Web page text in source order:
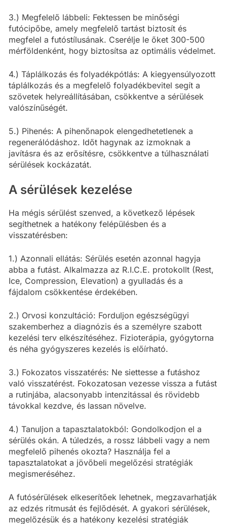
3.) Megfelelő lábbeli: Fektessen be minőségi
futócipőbe, amely megfelelő tartást biztosít és
megfelel a futóstílusának. Cserélje le őket 300-500
mérföldenként, hogy biztosítsa az optimális védelmet.
4.) Táplálkozás és folyadékpótlás: A kiegyensúlyozott
táplálkozás és a megfelelő folyadékbevitel segít a
szövetek helyreállításában, csökkentve a sérülések
valószínűségét.
5.) Pihenés: A pihenőnapok elengedhetetlenek a
regenerálódáshoz. Időt hagynak az izmoknak a
javításra és az erősítésre, csökkentve a túlhasználati
sérülések kockázatát.
A sérülések kezelése
Ha mégis sérülést szenved, a következő lépések
segíthetnek a hatékony felépülésben és a
visszatérésben:
1.) Azonnali ellátás: Sérülés esetén azonnal hagyja
abba a futást. Alkalmazza az R.I.C.E. protokollt (Rest,
Ice, Compression, Elevation) a gyulladás és a
fájdalom csökkentése érdekében.
2.) Orvosi konzultáció: Forduljon egészségügyi
szakemberhez a diagnózis és a személyre szabott
kezelési terv elkészítéséhez. Fizioterápia, gyógytorna
és néha gyógyszeres kezelés is előírható.
3.) Fokozatos visszatérés: Ne siettesse a futáshoz
való visszatérést. Fokozatosan vezesse vissza a futást
a rutinjába, alacsonyabb intenzitással és rövidebb
távokkal kezdve, és lassan növelve.
4.) Tanuljon a tapasztalatokból: Gondolkodjon el a
sérülés okán. A túledzés, a rossz lábbeli vagy a nem
megfelelő pihenés okozta? Használja fel a
tapasztalatokat a jövőbeli megelőzési stratégiák
megismeréséhez.
A futósérülések elkeserítőek lehetnek, megzavarhatják
az edzés ritmusát és fejlődését. A gyakori sérülések,
megelőzésük és a hatékony kezelési stratégiák